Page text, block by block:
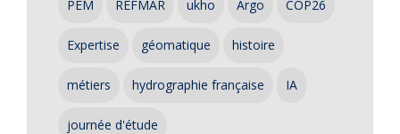
PEM REFMAR ukho Argo COP26
Expertise géomatique histoire
métiers hydrographie française IA
journée d'étude